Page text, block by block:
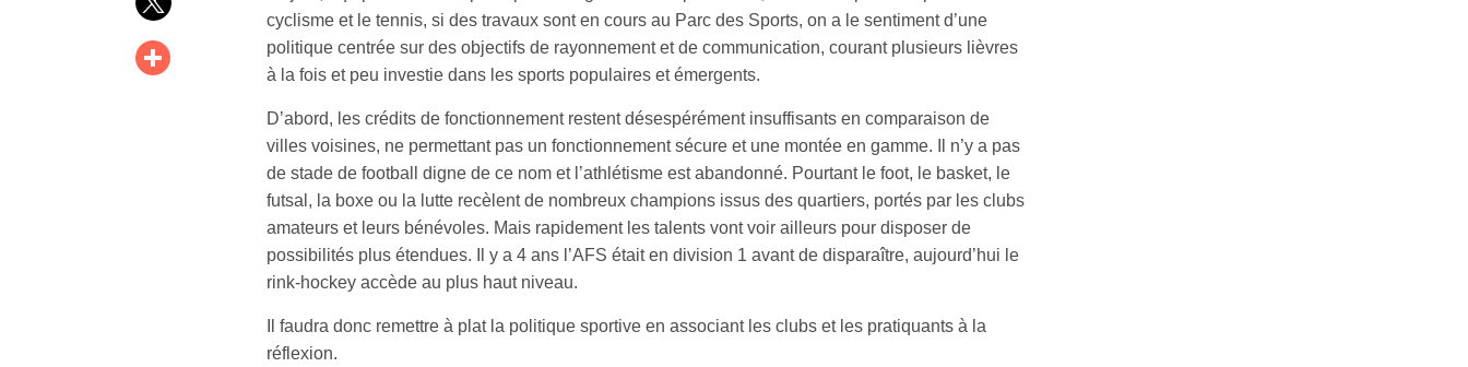
cyclisme et le tennis, si des travaux sont en cours au Parc des Sports, on a le sentiment d’une
politique centrée sur des objectifs de rayonnement et de communication, courant plusieurs lièvres
à la fois et peu investie dans les sports populaires et émergents.
D’abord, les crédits de fonctionnement restent désespérément insuffisants en comparaison de
villes voisines, ne permettant pas un fonctionnement sécure et une montée en gamme. Il n’y a pas
de stade de football digne de ce nom et l’athlétisme est abandonné. Pourtant le foot, le basket, le
futsal, la boxe ou la lutte recèlent de nombreux champions issus des quartiers, portés par les clubs
amateurs et leurs bénévoles. Mais rapidement les talents vont voir ailleurs pour disposer de
possibilités plus étendues. Il y a 4 ans l’AFS était en division 1 avant de disparaître, aujourd’hui le
rink-hockey accède au plus haut niveau.
Il faudra donc remettre à plat la politique sportive en associant les clubs et les pratiquants à la
réflexion.